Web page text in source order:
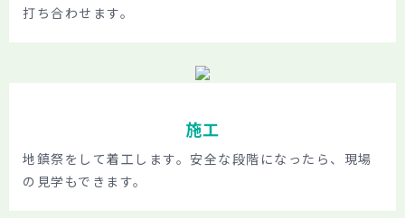
打ち合わせます。
施工
地鎮祭をして着工します。安全な段階になったら、現場
の見学もできます。